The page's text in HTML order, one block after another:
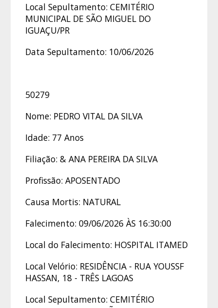
Local Sepultamento: CEMITÉRIO
MUNICIPAL DE SÃO MIGUEL DO
IGUAÇU/PR
Data Sepultamento: 10/06/2026
50279
Nome: PEDRO VITAL DA SILVA
Idade: 77 Anos
Filiação: & ANA PEREIRA DA SILVA
Profissão: APOSENTADO
Causa Mortis: NATURAL
Falecimento: 09/06/2026 ÀS 16:30:00
Local do Falecimento: HOSPITAL ITAMED
Local Velório: RESIDÊNCIA - RUA YOUSSF
HASSAN, 18 - TRÊS LAGOAS
Local Sepultamento: CEMITÉRIO